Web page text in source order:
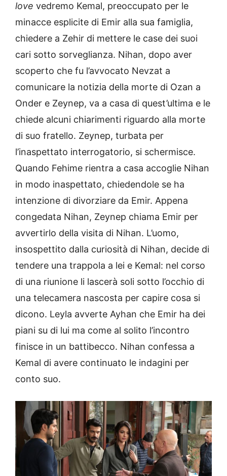
love vedremo Kemal, preoccupato per le
minacce esplicite di Emir alla sua famiglia,
chiedere a Zehir di mettere le case dei suoi
cari sotto sorveglianza. Nihan, dopo aver
scoperto che fu l’avvocato Nevzat a
comunicare la notizia della morte di Ozan a
Onder e Zeynep, va a casa di quest’ultima e le
chiede alcuni chiarimenti riguardo alla morte
di suo fratello. Zeynep, turbata per
l’inaspettato interrogatorio, si schermisce.
Quando Fehime rientra a casa accoglie Nihan
in modo inaspettato, chiedendole se ha
intenzione di divorziare da Emir. Appena
congedata Nihan, Zeynep chiama Emir per
avvertirlo della visita di Nihan. L’uomo,
insospettito dalla curiosità di Nihan, decide di
tendere una trappola a lei e Kemal: nel corso
di una riunione li lascerà soli sotto l’occhio di
una telecamera nascosta per capire cosa si
dicono. Leyla avverte Ayhan che Emir ha dei
piani su di lui ma come al solito l’incontro
finisce in un battibecco. Nihan confessa a
Kemal di avere continuato le indagini per
conto suo.